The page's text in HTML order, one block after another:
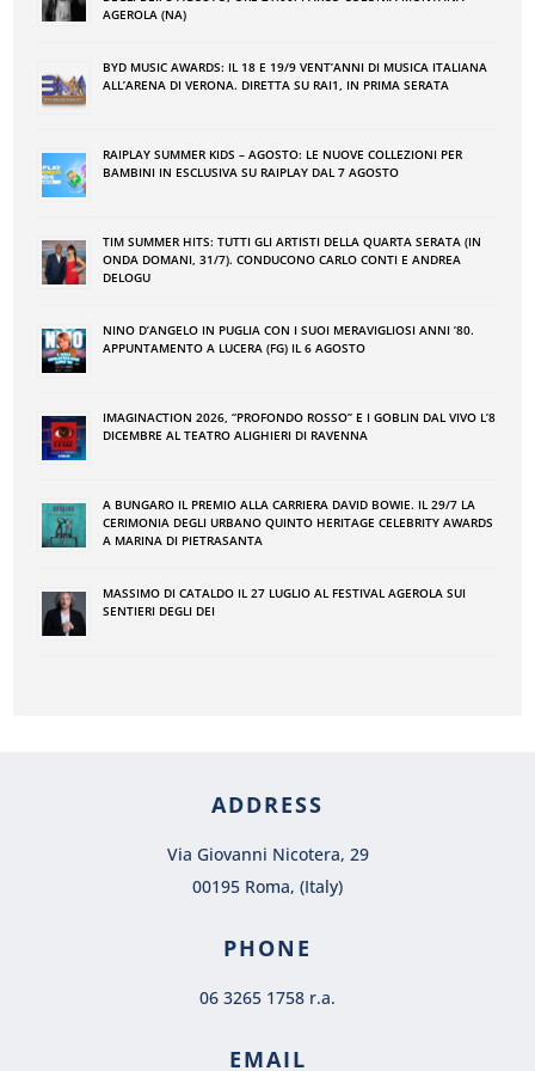
AGEROLA (NA)
BYD MUSIC AWARDS: IL 18 E 19/9 VENT’ANNI DI MUSICA ITALIANA
ALL’ARENA DI VERONA. DIRETTA SU RAI1, IN PRIMA SERATA
RAIPLAY SUMMER KIDS – AGOSTO: LE NUOVE COLLEZIONI PER
BAMBINI IN ESCLUSIVA SU RAIPLAY DAL 7 AGOSTO
TIM SUMMER HITS: TUTTI GLI ARTISTI DELLA QUARTA SERATA (IN
ONDA DOMANI, 31/7). CONDUCONO CARLO CONTI E ANDREA
DELOGU
NINO DʼANGELO IN PUGLIA CON I SUOI MERAVIGLIOSI ANNI ʼ80.
APPUNTAMENTO A LUCERA (FG) IL 6 AGOSTO
IMAGINACTION 2026, “PROFONDO ROSSO” E I GOBLIN DAL VIVO L’8
DICEMBRE AL TEATRO ALIGHIERI DI RAVENNA
A BUNGARO IL PREMIO ALLA CARRIERA DAVID BOWIE. IL 29/7 LA
CERIMONIA DEGLI URBANO QUINTO HERITAGE CELEBRITY AWARDS
A MARINA DI PIETRASANTA
MASSIMO DI CATALDO IL 27 LUGLIO AL FESTIVAL AGEROLA SUI
SENTIERI DEGLI DEI
ADDRESS
Via Giovanni Nicotera, 29
00195 Roma, (Italy)
PHONE
06 3265 1758 r.a.
EMAIL